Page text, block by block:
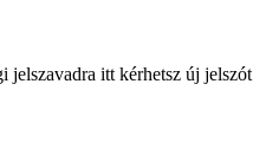
jelszavadra itt kérhetsz új jelszót